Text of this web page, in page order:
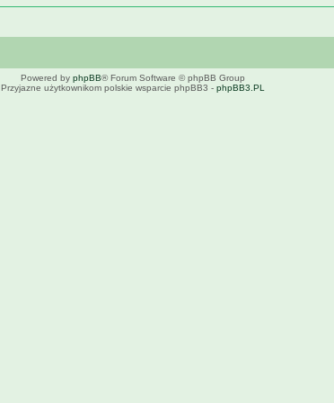
Powered by phpBB® Forum Software © phpBB Group
Przyjazne użytkownikom polskie wsparcie phpBB3 - phpBB3.PL